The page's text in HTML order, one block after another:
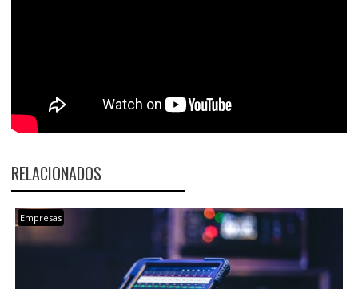
RELACIONADOS
Empresas